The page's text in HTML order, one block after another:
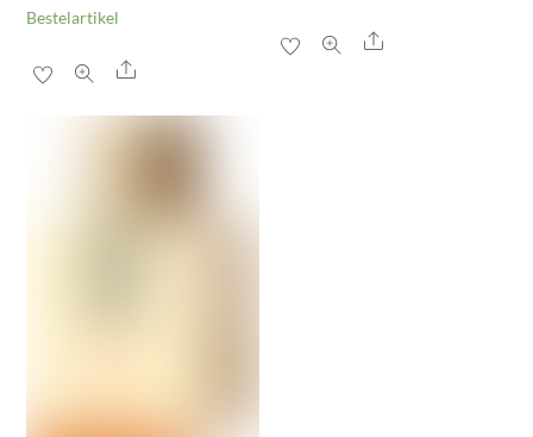
Bestelartikel
Share
Share